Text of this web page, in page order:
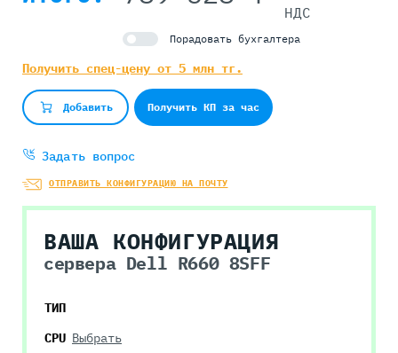
НДС
Порадовать бухгалтера
Получить спец-цену от 5 млн тг.
Добавить Получить КП за час
Задать вопрос
ОТПРАВИТЬ КОНФИГУРАЦИЮ НА ПОЧТУ
ВАША КОНФИГУРАЦИЯ
сервера Dell R660 8SFF
ТИП
CPU Выбрать